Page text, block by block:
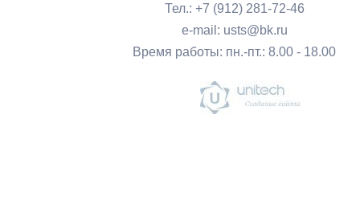
Тел.: +7 (912) 281-72-46
e-mail: usts@bk.ru
Время работы: пн.-пт.: 8.00 - 18.00